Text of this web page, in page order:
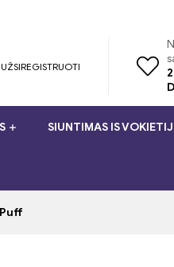
UŽSIREGISTRUOTI
2
SIUNTIMAS IS